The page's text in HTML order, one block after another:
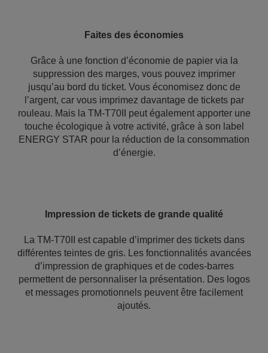
Faites des économies
Grâce à une fonction d’économie de papier via la
suppression des marges, vous pouvez imprimer
jusqu’au bord du ticket. Vous économisez donc de
l’argent, car vous imprimez davantage de tickets par
rouleau. Mais la TM-T70II peut également apporter une
touche écologique à votre activité, grâce à son label
ENERGY STAR pour la réduction de la consommation
d’énergie.
Impression de tickets de grande qualité
La TM-T70II est capable d’imprimer des tickets dans
différentes teintes de gris. Les fonctionnalités avancées
d’impression de graphiques et de codes-barres
permettent de personnaliser la présentation. Des logos
et messages promotionnels peuvent être facilement
ajoutés.